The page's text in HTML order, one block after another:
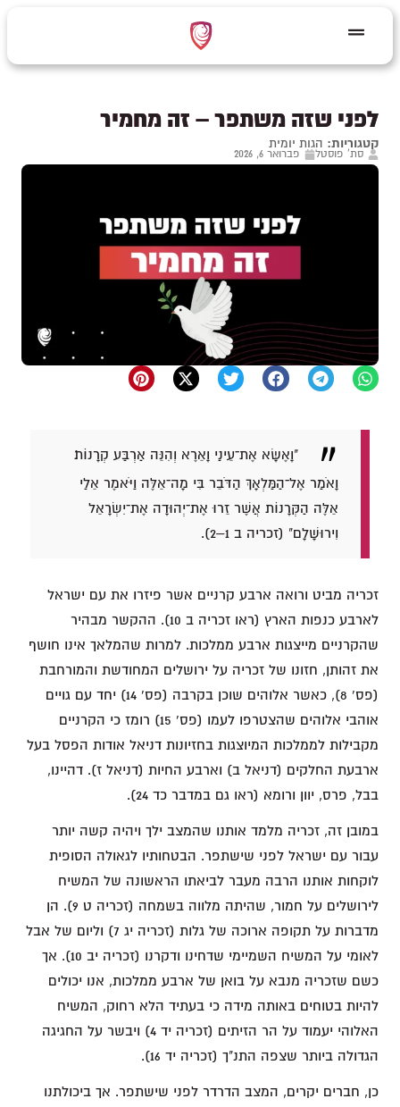
לפני שזה משתפר – זה מחמיר
קטגוריות: הגות יומית
סת' פוסטל פברואר 6, 2026
"וָאֶשָּׂא אֶת־עֵינַי וָאֵרֶא וְהִנֵּה אַרְבַּע קְרָנוֹת׃
וָאֹמַר אֶל־הַמַּלְאָךְ הַדֹּבֵר בִּי מָה־אֵלֶּה וַיֹּאמֶר אֵלַי
אֵלֶּה הַקְּרָנוֹת אֲשֶׁר זֵרוּ אֶת־יְהוּדָה אֶת־יִשְׂרָאֵל
וִירוּשָׁלִָם" (זכריה ב 1–2).
זכריה מביט ורואה ארבע קרניים אשר פיזרו את עם ישראל
לארבע כנפות הארץ (ראו זכריה ב 10). ההקשר מבהיר
שהקרניים מייצגות ארבע ממלכות. למרות שהמלאך אינו חושף
את זהותן, חזונו של זכריה על ירושלים המחודשת והמורחבת
(פס' 8), כאשר אלוהים שוכן בקרבה (פס' 14) יחד עם גויים
אוהבי אלוהים שהצטרפו לעמו (פס' 15) רומז כי הקרניים
מקבילות לממלכות המיוצגות בחזיונות דניאל אודות הפסל בעל
ארבעת החלקים (דניאל ב) וארבע החיות (דניאל ז). דהיינו,
בבל, פרס, יוון ורומא (ראו גם במדבר כד 24).
במובן זה, זכריה מלמד אותנו שהמצב ילך ויהיה קשה יותר
עבור עם ישראל לפני שישתפר. הבטחותיו לגאולה הסופית
לוקחות אותנו הרבה מעבר לביאתו הראשונה של המשיח
לירושלים על חמור, שהיתה מלווה בשמחה (זכריה ט 9). הן
מדברות על תקופה ארוכה של גלות (זכריה יג 7) וליום של אבל
לאומי על המשיח השמיימי שדחינו ודקרנו (זכריה יב 10). אך
כשם שזכריה מנבא על בואן של ארבע ממלכות, אנו יכולים
להיות בטוחים באותה מידה כי בעתיד הלא רחוק, המשיח
האלוהי יעמוד על הר הזיתים (זכריה יד 4) ויבשר על החגיגה
הגדולה ביותר שצפה התנ"ך (זכריה יד 16).
כן, חברים יקרים, המצב הדרדר לפני שישתפר. אך ביכולתנו